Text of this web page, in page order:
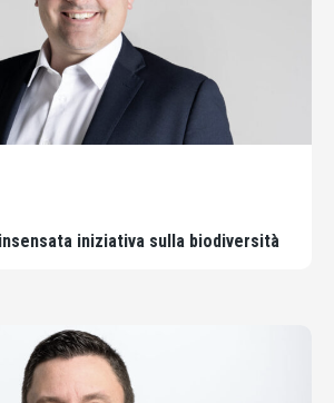
iniziativa sulla biodiversità